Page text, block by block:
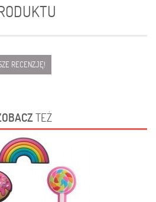
RECENZJĘ!
TEŻ